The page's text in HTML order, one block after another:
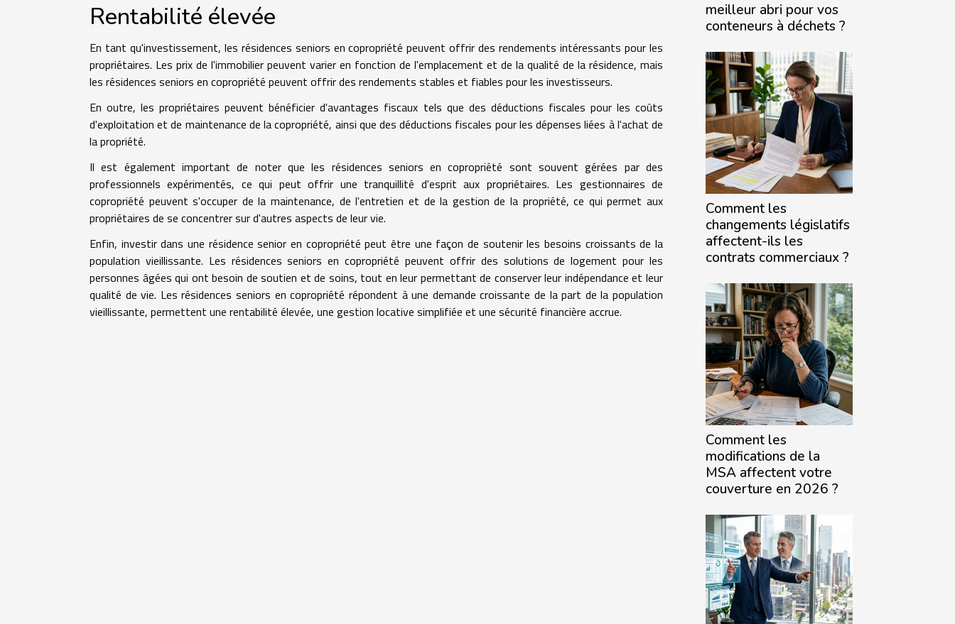
Rentabilité élevée
En tant qu'investissement, les résidences seniors en copropriété peuvent offrir des rendements intéressants pour les
propriétaires. Les prix de l'immobilier peuvent varier en fonction de l'emplacement et de la qualité de la résidence, mais
les résidences seniors en copropriété peuvent offrir des rendements stables et fiables pour les investisseurs.
En outre, les propriétaires peuvent bénéficier d'avantages fiscaux tels que des déductions fiscales pour les coûts
d'exploitation et de maintenance de la copropriété, ainsi que des déductions fiscales pour les dépenses liées à l'achat de
la propriété.
Il est également important de noter que les résidences seniors en copropriété sont souvent gérées par des
professionnels expérimentés, ce qui peut offrir une tranquillité d'esprit aux propriétaires. Les gestionnaires de
copropriété peuvent s'occuper de la maintenance, de l'entretien et de la gestion de la propriété, ce qui permet aux
propriétaires de se concentrer sur d'autres aspects de leur vie.
Enfin, investir dans une résidence senior en copropriété peut être une façon de soutenir les besoins croissants de la
population vieillissante. Les résidences seniors en copropriété peuvent offrir des solutions de logement pour les
personnes âgées qui ont besoin de soutien et de soins, tout en leur permettant de conserver leur indépendance et leur
qualité de vie. Les résidences seniors en copropriété répondent à une demande croissante de la part de la population
vieillissante, permettent une rentabilité élevée, une gestion locative simplifiée et une sécurité financière accrue.
meilleur abri pour vos
conteneurs à déchets ?
Comment les
changements législatifs
affectent-ils les
contrats commerciaux ?
Comment les
modifications de la
MSA affectent votre
couverture en 2026 ?